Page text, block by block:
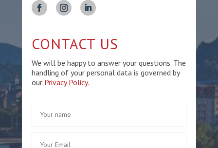
CONTACT US
We will be happy to answer your questions. The
handling of your personal data is governed by
our Privacy Policy.